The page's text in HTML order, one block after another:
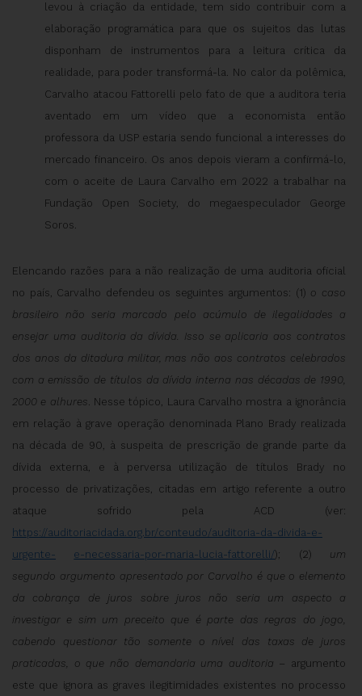
levou à criação da entidade, tem sido contribuir com a
elaboração programática para que os sujeitos das lutas
disponham de instrumentos para a leitura crítica da
realidade, para poder transformá-la. No calor da polêmica,
Carvalho atacou Fattorelli pelo fato de que a auditora teria
aventado em um vídeo que a economista então
professora da USP estaria sendo funcional a interesses do
mercado financeiro. Os anos depois vieram a confirmá-lo,
com o aceite de Laura Carvalho em 2022 a trabalhar na
Fundação Open Society, do megaespeculador George
Soros.
Elencando razões para a não realização de uma auditoria oficial
no país, Carvalho defendeu os seguintes argumentos: (1) o caso
brasileiro não seria marcado pelo acúmulo de ilegalidades a
ensejar uma auditoria da dívida. Isso se aplicaria aos contratos
dos anos da ditadura militar, mas não aos contratos celebrados
com a emissão de títulos da dívida interna nas décadas de 1990,
2000 e alhures. Nesse tópico, Laura Carvalho mostra a ignorância
em relação à grave operação denominada Plano Brady realizada
na década de 90, à suspeita de prescrição de grande parte da
dívida externa, e à perversa utilização de títulos Brady no
processo de privatizações, citadas em artigo referente a outro
ataque sofrido pela ACD (ver:
https://auditoriacidada.org.br/conteudo/auditoria-da-divida-e-
urgente-
e-necessaria-por-maria-lucia-fattorelli/); (2) um
segundo argumento apresentado por Carvalho é que o elemento
da cobrança de juros sobre juros não seria um aspecto a
investigar e sim um preceito que é parte das regras do jogo,
cabendo questionar tão
somente o nível das taxas de juros
praticadas, o que não demandaria uma auditoria – argumento
este que ignora as graves ilegitimidades existentes no processo